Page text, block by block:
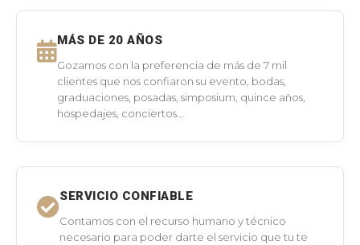
MÁS DE 20 AÑOS
Gozamos con la preferencia de más de 7 mil
clientes que nos confiaron su evento, bodas,
graduaciones, posadas, simposium, quince años,
hospedajes, conciertos...
SERVICIO CONFIABLE
Contamos con el recurso humano y técnico
necesario para poder darte el servicio que tu te